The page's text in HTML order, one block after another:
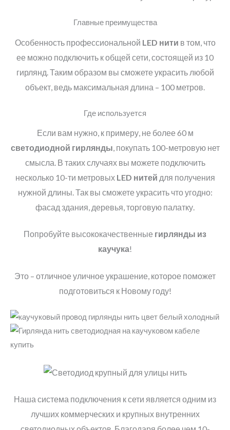
Главные преимущества
Особенность профессиональной LED нити в том, что
ее можно подключить к общей сети, состоящей из 10
гирлянд. Таким образом вы сможете украсить любой
объект, ведь максимальная длина – 100 метров.
Где используется
Если вам нужно, к примеру, не более 60 м
светодиодной гирлянды, покупать 100-метровую нет
смысла. В таких случаях вы можете подключить
несколько 10-ти метровых LED нитей для получения
нужной длины. Так вы сможете украсить что угодно:
фасад здания, деревья, торговую палатку.
Попробуйте высококачественные гирлянды из
каучука!
Это – отличное уличное украшение, которое поможет
подготовиться к Новому году!
Наша система подключения к сети является одним из
лучших коммерческих и крупных внутренних